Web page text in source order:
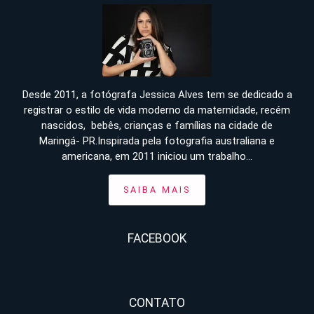
Desde 2011, a fotógrafa Jessica Alves tem se dedicado a
registrar o estilo de vida moderno da maternidade, recém
nascidos, bebês, crianças e famílias na cidade de
Maringá- PR.Inspirada pela fotografia australiana e
americana, em 2011 iniciou um trabalho...
SAIBA MAIS
FACEBOOK
CONTATO